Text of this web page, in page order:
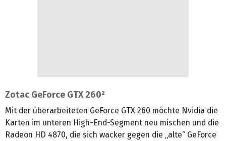
Zotac GeForce GTX 260²
Mit der überarbeiteten GeForce GTX 260 möchte Nvidia die
Karten im unteren High-End-Segment neu mischen und die
Radeon HD 4870, die sich wacker gegen die „alte“ GeForce